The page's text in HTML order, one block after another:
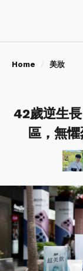
Home 美妝
42歲逆生
區，無